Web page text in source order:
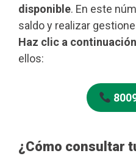
disponible. En este
saldo y realizar
Haz clic a continuación
ellos:
¿Cómo consultar